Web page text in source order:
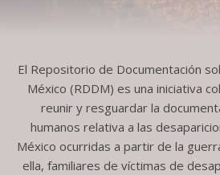
El Repositorio de Documentación
México (RDDM) es una iniciativa
reunir y resguardar la
humanos relativa a las
México ocurridas a partir de la
ella, familiares de víctimas de